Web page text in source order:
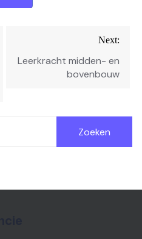
Next:
Leerkracht midden- en
bovenbouw